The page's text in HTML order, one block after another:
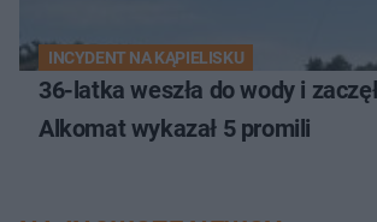
INCYDENT NA KĄPIELISKU
36-latka weszła do wody i
Alkomat wykazał 5 promili